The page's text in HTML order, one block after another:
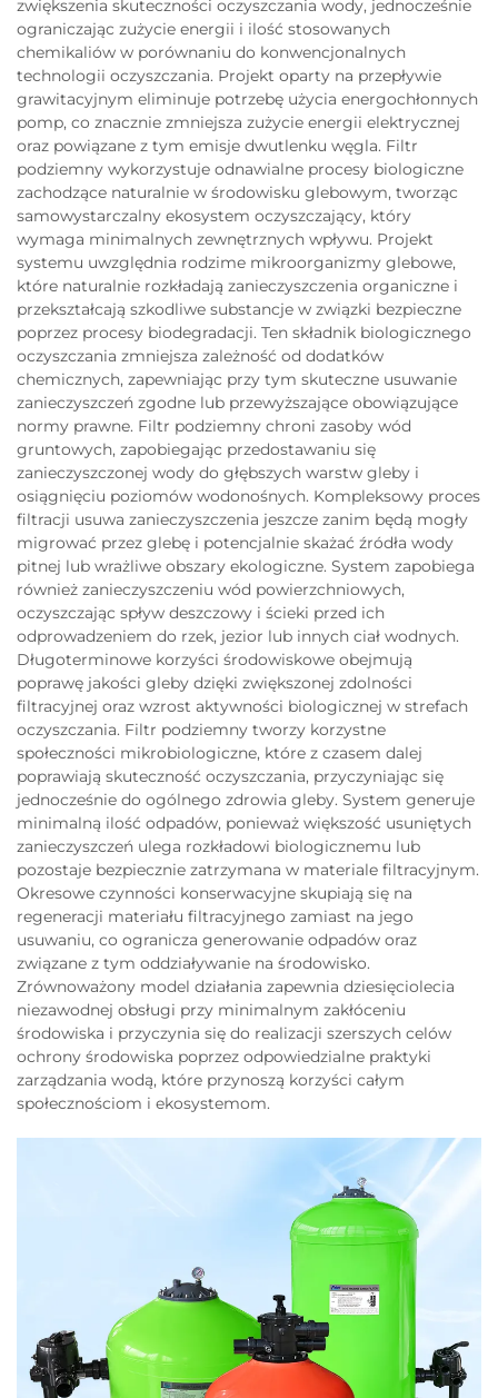
zwiększenia skuteczności oczyszczania wody, jednocześnie
ograniczając zużycie energii i ilość stosowanych
chemikaliów w porównaniu do konwencjonalnych
technologii oczyszczania. Projekt oparty na przepływie
grawitacyjnym eliminuje potrzebę użycia energochłonnych
pomp, co znacznie zmniejsza zużycie energii elektrycznej
oraz powiązane z tym emisje dwutlenku węgla. Filtr
podziemny wykorzystuje odnawialne procesy biologiczne
zachodzące naturalnie w środowisku glebowym, tworząc
samowystarczalny ekosystem oczyszczający, który
wymaga minimalnych zewnętrznych wpływu. Projekt
systemu uwzględnia rodzime mikroorganizmy glebowe,
które naturalnie rozkładają zanieczyszczenia organiczne i
przekształcają szkodliwe substancje w związki bezpieczne
poprzez procesy biodegradacji. Ten składnik biologicznego
oczyszczania zmniejsza zależność od dodatków
chemicznych, zapewniając przy tym skuteczne usuwanie
zanieczyszczeń zgodne lub przewyższające obowiązujące
normy prawne. Filtr podziemny chroni zasoby wód
gruntowych, zapobiegając przedostawaniu się
zanieczyszczonej wody do głębszych warstw gleby i
osiągnięciu poziomów wodonośnych. Kompleksowy proces
filtracji usuwa zanieczyszczenia jeszcze zanim będą mogły
migrować przez glebę i potencjalnie skażać źródła wody
pitnej lub wrażliwe obszary ekologiczne. System zapobiega
również zanieczyszczeniu wód powierzchniowych,
oczyszczając spływ deszczowy i ścieki przed ich
odprowadzeniem do rzek, jezior lub innych ciał wodnych.
Długoterminowe korzyści środowiskowe obejmują
poprawę jakości gleby dzięki zwiększonej zdolności
filtracyjnej oraz wzrost aktywności biologicznej w strefach
oczyszczania. Filtr podziemny tworzy korzystne
społeczności mikrobiologiczne, które z czasem dalej
poprawiają skuteczność oczyszczania, przyczyniając się
jednocześnie do ogólnego zdrowia gleby. System generuje
minimalną ilość odpadów, ponieważ większość usuniętych
zanieczyszczeń ulega rozkładowi biologicznemu lub
pozostaje bezpiecznie zatrzymana w materiale filtracyjnym.
Okresowe czynności konserwacyjne skupiają się na
regeneracji materiału filtracyjnego zamiast na jego
usuwaniu, co ogranicza generowanie odpadów oraz
związane z tym oddziaływanie na środowisko.
Zrównoważony model działania zapewnia dziesięciolecia
niezawodnej obsługi przy minimalnym zakłóceniu
środowiska i przyczynia się do realizacji szerszych celów
ochrony środowiska poprzez odpowiedzialne praktyki
zarządzania wodą, które przynoszą korzyści całym
społecznościom i ekosystemom.